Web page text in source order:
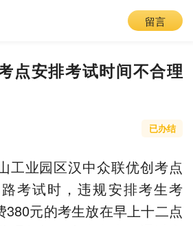
留言
点安排考试时间不合理
已办结
工业园区汉中众联优创考点
考试时，违规安排考生考
380元的考生放在早上十二点